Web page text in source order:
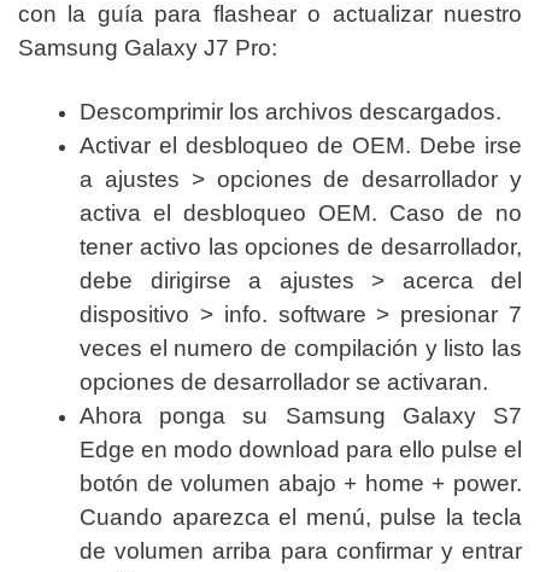
con la guía para flashear o actualizar nuestro
Samsung Galaxy J7 Pro:
Descomprimir los archivos descargados.
Activar el desbloqueo de OEM. Debe irse
a ajustes > opciones dedesarrollador y
activa el desbloqueo OEM. Caso de no
tener activo las opciones de desarrollador,
debe dirigirse a ajustes > acerca del
dispositivo > info. software > presionar 7
veces el numero de compilación y listo las
opciones de desarrollador se activaran.
Ahora ponga su Samsung Galaxy S7
Edge en modo download para ello pulse el
botón de volumen abajo + home + power.
Cuando aparezca el menú, pulse la tecla
de volumen arriba para confirmar y entrar